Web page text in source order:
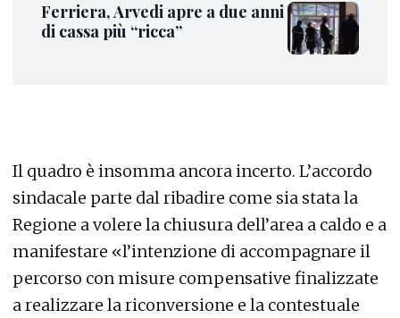
Ferriera, Arvedi apre a due anni
di cassa più “ricca”
Il quadro è insomma ancora incerto. L’accordo
sindacale parte dal ribadire come sia stata la
Regione a volere la chiusura dell’area a caldo e a
manifestare «l’intenzione di accompagnare il
percorso con misure compensative finalizzate
a realizzare la riconversione e la contestuale